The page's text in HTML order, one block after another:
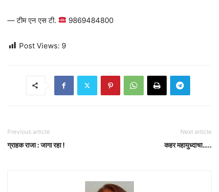
— टीम एन एस टी. 9869484800
Post Views: 9
Previous article
ग्राहक राजा : जागा रहा !
Next article
कहर महायुध्दाचा…..